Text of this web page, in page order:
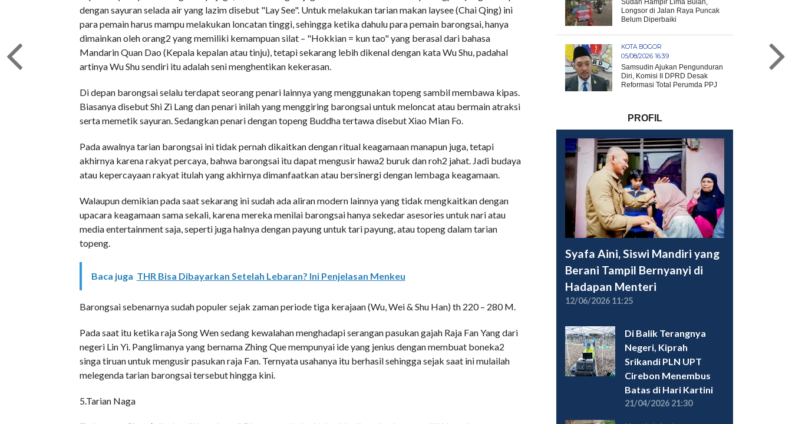
dengan sayuran selada air yang lazim disebut "Lay See". Untuk melakukan tarian makan laysee (Chai Qing) ini
para pemain harus mampu melakukan loncatan tinggi, sehingga ketika dahulu para pemain barongsai, hanya
dimainkan oleh orang2 yang memiliki kemampuan silat – "Hokkian = kun tao" yang berasal dari bahasa
Mandarin Quan Dao (Kepala kepalan atau tinju), tetapi sekarang lebih dikenal dengan kata Wu Shu, padahal
artinya Wu Shu sendiri itu adalah seni menghentikan kekerasan.
Di depan barongsai selalu terdapat seorang penari lainnya yang menggunakan topeng sambil membawa kipas.
Biasanya disebut Shi Zi Lang dan penari inilah yang menggiring barongsai untuk meloncat atau bermain atraksi
serta memetik sayuran. Sedangkan penari dengan topeng Buddha tertawa disebut Xiao Mian Fo.
Pada awalnya tarian barongsai ini tidak pernah dikaitkan dengan ritual keagamaan manapun juga, tetapi
akhirnya karena rakyat percaya, bahwa barongsai itu dapat mengusir hawa2 buruk dan roh2 jahat. Jadi budaya
atau kepercayaan rakyat itulah yang akhirnya dimanfaatkan atau bersinergi dengan lembaga keagamaan.
Walaupun demikian pada saat sekarang ini sudah ada aliran modern lainnya yang tidak mengkaitkan dengan
upacara keagamaan sama sekali, karena mereka menilai barongsai hanya sekedar asesories untuk nari atau
media entertainment saja, seperti juga halnya dengan payung untuk tari payung, atau topeng dalam tarian
topeng.
Baca juga THR Bisa Dibayarkan Setelah Lebaran? Ini Penjelasan Menkeu
Barongsai sebenarnya sudah populer sejak zaman periode tiga kerajaan (Wu, Wei & Shu Han) th 220 – 280 M.
Pada saat itu ketika raja Song Wen sedang kewalahan menghadapi serangan pasukan gajah Raja Fan Yang dari
negeri Lin Yi. Panglimanya yang bernama Zhing Que mempunyai ide yang jenius dengan membuat boneka2
singa tiruan untuk mengusir pasukan raja Fan. Ternyata usahanya itu berhasil sehingga sejak saat ini mulailah
melegenda tarian barongsai tersebut hingga kini.
5.Tarian Naga
Sudah Hampir Lima Bulan,
Longsor di Jalan Raya Puncak
Belum Diperbaiki
KOTA BOGOR
05/08/2026 16:39
Samsudin Ajukan Pengunduran
Diri, Komisi II DPRD Desak
Reformasi Total Perumda PPJ
PROFIL
Syafa Aini, Siswi Mandiri yang
Berani Tampil Bernyanyi di
Hadapan Menteri
12/06/2026 11:25
Di Balik Terangnya
Negeri, Kiprah
Srikandi PLN UPT
Cirebon Menembus
Batas di Hari Kartini
21/04/2026 21:30